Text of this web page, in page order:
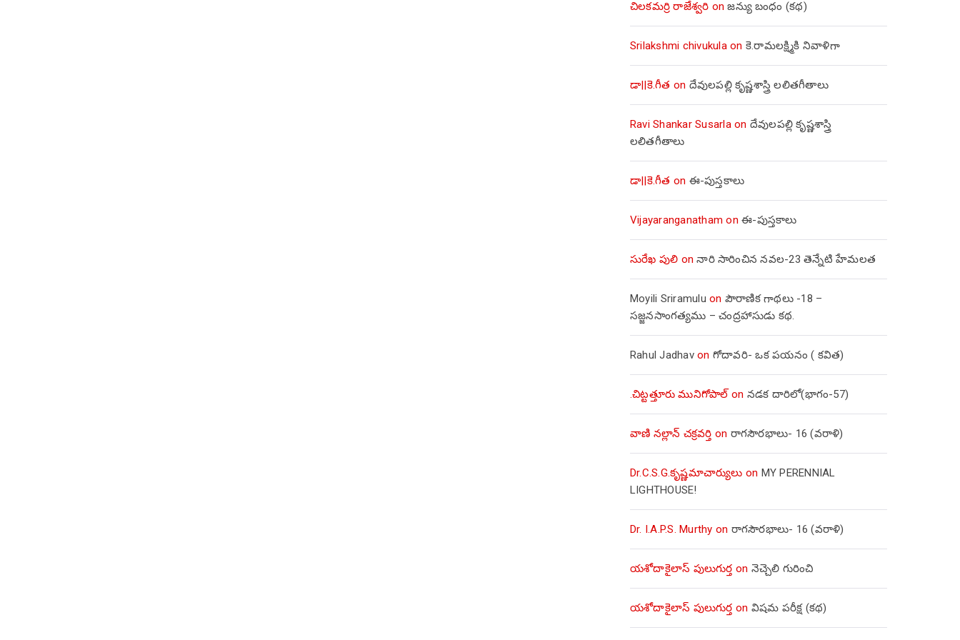
చిలకమర్రి రాజేశ్వరి onజన్యు బంధం (కథ)
Srilakshmi chivukulaon కె.రామలక్ష్మికి నివాళిగా
డా||కె.గీత on దేవులపల్లి కృష్ణశాస్త్రి లలితగీతాలు
Ravi Shankar Susarlaon దేవులపల్లి కృష్ణశాస్త్రి
లలితగీతాలు
డా||కె.గీత on ఈ-పుస్తకాలు
Vijayaranganatham onఈ-పుస్తకాలు
సురేఖ పులి onనారి సారించిన నవల-23 తెన్నేటి హేమలత
Moyili Sriramulu on పౌరాణిక గాథలు -18 –
సజ్జనసాంగత్యము – చంద్రహాసుడు కథ.
Rahul Jadhavon గోదావరి- ఒక పయనం ( కవిత)
.చిట్టత్తూరు మునిగోపాల్on నడక దారిలో(భాగం-57)
వాణి నల్లాన్ చక్రవర్తి on రాగసౌరభాలు- 16 (వరాళి)
Dr.C.S.G.కృష్ణమాచార్యులు on MY PERENNIAL
LIGHTHOUSE!
Dr. I.A.P.S. Murthy on రాగసౌరభాలు- 16 (వరాళి)
యశోదాకైలాస్ పులుగుర్త on నెచ్చెలి గురించి
యశోదాకైలాస్ పులుగుర్త on విషమ పరీక్ష (క‌థ‌)